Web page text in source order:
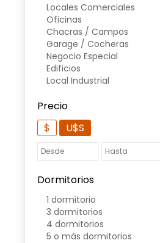
Locales Comerciales
Oficinas
Chacras / Campos
Garage / Cocheras
Negocio Especial
Edificios
Local Industrial
Precio
$
U$S
Dormitorios
1 dormitorio
3 dormitorios
4 dormitorios
5 o más dormitorios